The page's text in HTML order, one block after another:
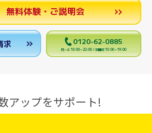
無料体験・ご説明会
求 0120-62-0885
月～土 10:00～22:00 / 日曜日 10:00～19:00
アップをサポート!